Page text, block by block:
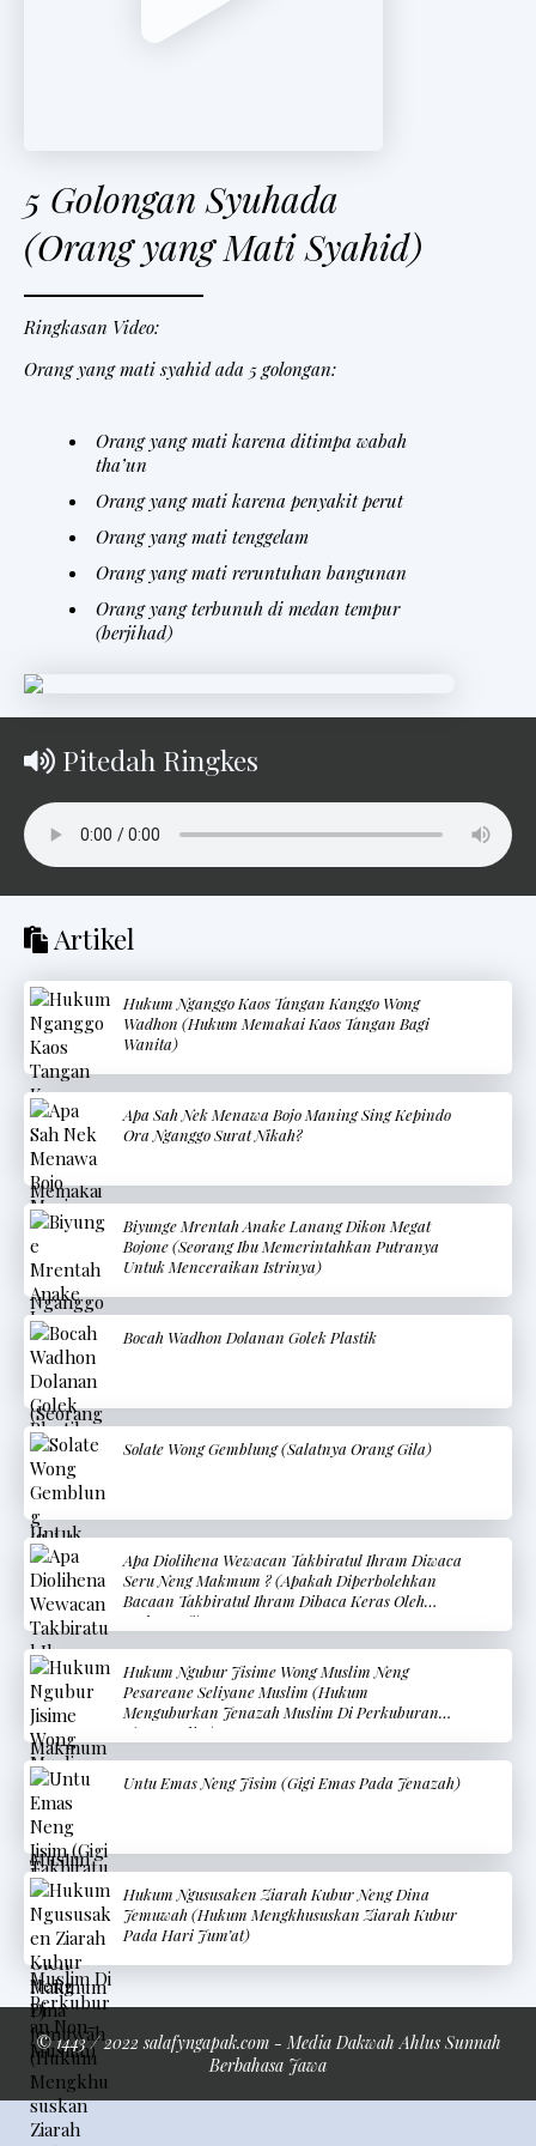
i
d
o
5 Golongan Syuhada
(Orang yang Mati Syahid)
Ringkasan Video:
Orang yang mati syahid ada 5 golongan:
Orang yang mati karena ditimpa wabah
tha’un
Orang yang mati karena penyakit perut
Orang yang mati tenggelam
Orang yang mati reruntuhan bangunan
Orang yang terbunuh di medan tempur
(berjihad)
Pitedah Ringkes
Artikel
Hukum Nganggo Kaos Tangan Kanggo Wong
Wadhon (Hukum Memakai Kaos Tangan Bagi
Wanita)
Apa Sah Nek Menawa Bojo Maning Sing Kepindo
Ora Nganggo Surat Nikah?
Biyunge Mrentah Anake Lanang Dikon Megat
Bojone (Seorang Ibu Memerintahkan Putranya
Untuk Menceraikan Istrinya)
Bocah Wadhon Dolanan Golek Plastik
Solate Wong Gemblung (Salatnya Orang Gila)
Apa Diolihena Wewacan Takbiratul Ihram Diwaca
Seru Neng Makmum ? (Apakah Diperbolehkan
Bacaan Takbiratul Ihram Dibaca Keras Oleh
Makmum?)
Hukum Ngubur Jisime Wong Muslim Neng
Pesareane Seliyane Muslim (Hukum
Menguburkan Jenazah Muslim Di Perkuburan
Non-Muslim)
Untu Emas Neng Jisim (Gigi Emas Pada Jenazah)
Hukum Ngususaken Ziarah Kubur Neng Dina
Jemuwah (Hukum Mengkhususkan Ziarah Kubur
Pada Hari Jum’at)
© 1443 / 2022 salafyngapak.com - Media Dakwah Ahlus Sunnah
Berbahasa Jawa